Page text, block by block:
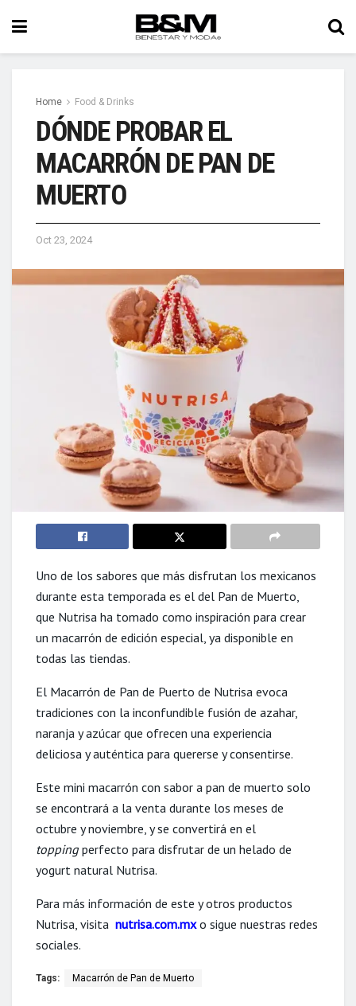
Home Food & Drinks
DÓNDE PROBAR EL
MACARRÓN DE PAN DE
MUERTO
Oct 23, 2024
Uno de los sabores que más disfrutan los mexicanos
durante esta temporada es el del Pan de Muerto,
que Nutrisa ha tomado como inspiración para crear
un macarrón de edición especial, ya disponible en
todas las tiendas.
El Macarrón de Pan de Puerto de Nutrisa evoca
tradiciones con la inconfundible fusión de azahar,
naranja y azúcar que ofrecen una experiencia
deliciosa y auténtica para quererse y consentirse.
Este mini macarrón con sabor a pan de muerto solo
se encontrará a la venta durante los meses de
octubre y noviembre, y se convertirá en el
toppingperfecto para disfrutar de un helado de
yogurt natural Nutrisa.
Para más información de este y otros productos
Nutrisa, visita nutrisa.com.mxo sigue nuestras redes
sociales.
Tags: Macarrón de Pan de Muerto